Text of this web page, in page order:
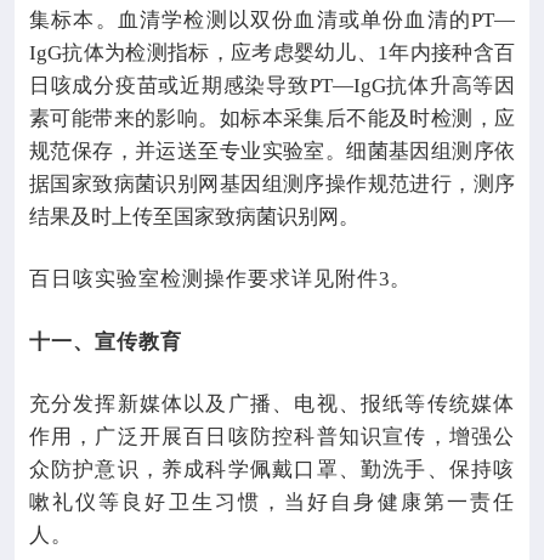
集标本。血清学检测以双份血清或单份血清的PT—
IgG抗体为检测指标，应考虑婴幼儿、 1年内接种含百
日咳成分疫苗或近期感染导致PT—IgG抗体升高等因
素可能带来的影响。如标本采集后不能及时检测，应
规范保存，并运送至专业实验室。细菌基因组测序依
据国家致病菌识别网基因组测序操作规范进行，测序
结果及时上传至国家致病菌识别网。
百日咳实验室检测操作要求详见附件3。
十一、宣传教育
充分发挥新媒体以及广播、电视、报纸等传统媒体
作用，广泛开展百日咳防控科普知识宣传，增强公
众防护意识，养成科学佩戴口罩、勤洗手、保持咳
嗽礼仪等良好卫生习惯，当好自身健康第一责任
人。